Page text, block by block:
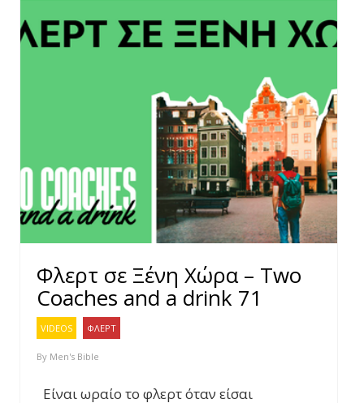
Φλερτ σε Ξένη Χώρα – Two
Coaches and a drink 71
VIDEOS ΦΛΕΡΤ
By Men's Bible
Είναι ωραίο το φλερτ όταν είσαι